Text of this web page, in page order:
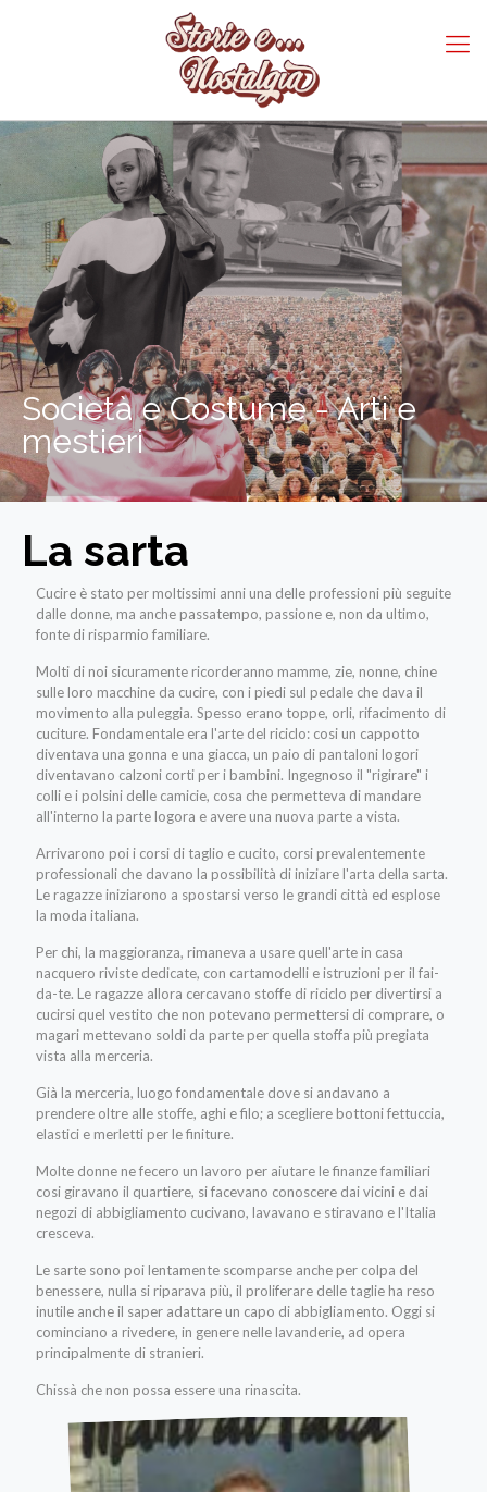
Società e Costume - Arti e
mestieri
La sarta
Cucire è stato per moltissimi anni una delle professioni più seguite
dalle donne, ma anche passatempo, passione e, non da ultimo,
fonte di risparmio familiare.
Molti di noi sicuramente ricorderanno mamme, zie, nonne, chine
sulle loro macchine da cucire, con i piedi sul pedale che dava il
movimento alla puleggia. Spesso erano toppe, orli, rifacimento di
cuciture. Fondamentale era l'arte del riciclo: cosi un cappotto
diventava una gonna e una giacca, un paio di pantaloni logori
diventavano calzoni corti per i bambini. Ingegnoso il "rigirare" i
colli e i polsini delle camicie, cosa che permetteva di mandare
all'interno la parte logora e avere una nuova parte a vista.
Arrivarono poi i corsi di taglio e cucito, corsi prevalentemente
professionali che davano la possibilità di iniziare l'arta della sarta.
Le ragazze iniziarono a spostarsi verso le grandi città ed esplose
la moda italiana.
Per chi, la maggioranza, rimaneva a usare quell'arte in casa
nacquero riviste dedicate, con cartamodelli e istruzioni per il fai-
da-te. Le ragazze allora cercavano stoffe di riciclo per divertirsi a
cucirsi quel vestito che non potevano permettersi di comprare, o
magari mettevano soldi da parte per quella stoffa più pregiata
vista alla merceria.
Già la merceria, luogo fondamentale dove si andavano a
prendere oltre alle stoffe, aghi e filo; a scegliere bottoni fettuccia,
elastici e merletti per le finiture.
Molte donne ne fecero un lavoro per aiutare le finanze familiari
cosi giravano il quartiere, si facevano conoscere dai vicini e dai
negozi di abbigliamento cucivano, lavavano e stiravano e l'Italia
cresceva.
Le sarte sono poi lentamente scomparse anche per colpa del
benessere, nulla si riparava più, il proliferare delle taglie ha reso
inutile anche il saper adattare un capo di abbigliamento. Oggi si
cominciano a rivedere, in genere nelle lavanderie, ad opera
principalmente di stranieri.
Chissà che non possa essere una rinascita.